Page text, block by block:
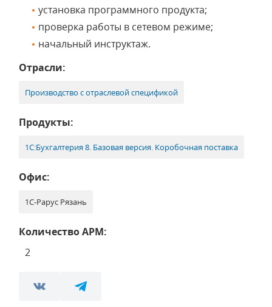
установка программного продукта;
проверка работы в сетевом режиме;
начальный инструктаж.
Отрасли:
Производство с отраслевой спецификой
Продукты:
1С:Бухгалтерия 8. Базовая версия. Коробочная поставка
Офис:
1С-Рарус Рязань
Количество АРМ:
2